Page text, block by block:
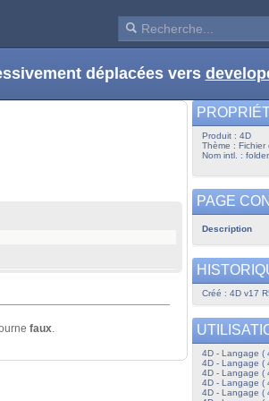
déplacées vers
faux.
Produit : 4D
Thème : Fichier
Nom intl. :
PAGE
Description
Créé : 4D v17
4D - Langage (
4D - Langage (
4D - Langage (
4D - Langage (
4D - Langage (